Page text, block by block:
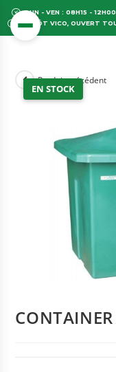
LUN - VEN : 08H15 -
DÉPÔT VICO, OUVERT
EN STOCK
Produit précédent